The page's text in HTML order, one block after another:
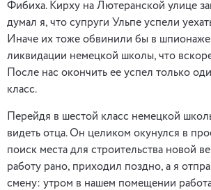
Фибиха. Кирху на Лютеранской улице
думал я, что супруги Ульпе успели
Иначе их тоже обвинили бы в
ликвидации немецкой школы, что
После нас окончить ее успел только
Перейдя в шестой класс немецкой
видеть отца. Он целиком окунулся в
поиск места для строительства новой
работу рано, приходил поздно, а я
смену: утром в нашем помещении